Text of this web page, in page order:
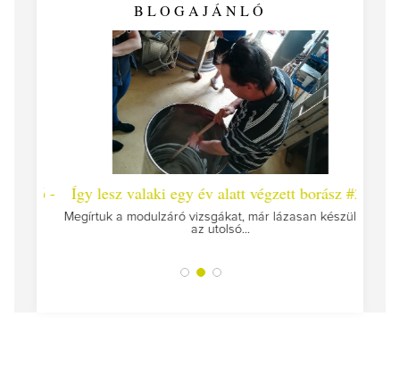
BLOGAJÁNLÓ
Így lesz valaki egy év alatt végzett borász #25
Megírtuk a modulzáró vizsgákat, már lázasan készülünk
az utolsó...